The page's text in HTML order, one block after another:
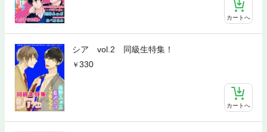
カートへ
シア vol.2 同級生特集！
330
カートへ